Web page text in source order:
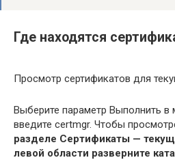
Где находятся
Просмотр сертификатов для
Выберите параметр Выполнить в
введите certmgr. Чтобы
разделе Сертификаты —
левой области разверните